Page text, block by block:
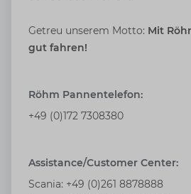
Getreu unserem Motto: Mit
gut fahren!
Röhm Pannentelefon:
+49 (0)172 7308380
Assistance/Customer Center:
Scania: +49 (0)261 8878888